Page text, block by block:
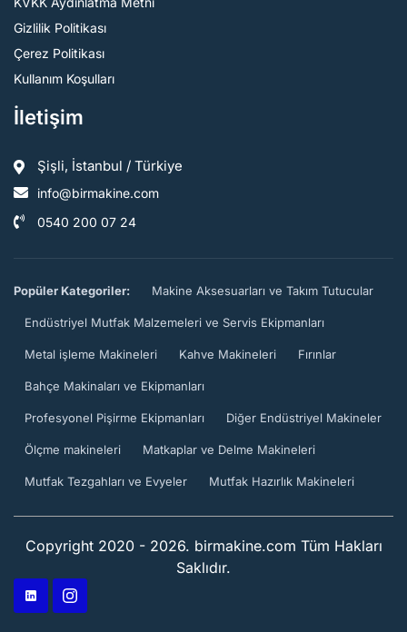
Gizlilik Politikası
Çerez Politikası
Kullanım Koşulları
İletişim
Şişli, İstanbul / Türkiye
info@birmakine.com
0540 200 07 24
Popüler Kategoriler: Makine Aksesuarları ve Takım Tutucular
Endüstriyel Mutfak Malzemeleri ve Servis Ekipmanları
Metal işleme Makineleri Kahve Makineleri Fırınlar
Bahçe Makinaları ve Ekipmanları
Profesyonel Pişirme Ekipmanları Diğer Endüstriyel Makineler
Ölçme makineleri Matkaplar ve Delme Makineleri
Mutfak Tezgahları ve Evyeler Mutfak Hazırlık Makineleri
Copyright 2020 - 2026. birmakine.com Tüm Hakları
Saklıdır.